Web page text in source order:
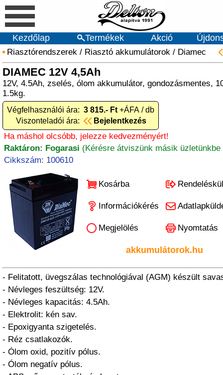
Kezdőlap Termékek Akció
Riasztórendszerek / Riasztó akkumulátorok / Diamec
DIAMEC 12V 4,5Ah
12V, 4.5Ah, zselés, ólom akkumulátor, gondozásmentes,
1.5kg.
Végfelhasználói ára: 3 815.- Ft +ÁFA / db
Viszonteladói ára:
Bejelentkezés
Ha máshol olcsóbb, jelezze kedvezményért!
Raktáron: Fogarasi (Kérésre átviszünk másik üzletünkbe
Cikkszám: 100610
Kosárba
Információkérés
Megjelölés Nyomtatás
akkumulátorok.hu
- Felitatott, üvegszálas technológiával (AGM) készült
- Névleges feszültség: 12V.
- Névleges kapacitás: 4.5Ah.
- Elektrolit: kén sav.
- Epoxigyanta szigetelés.
- Réz csatlakozók.
- Ólom oxid, pozitív pólus.
- Ólom negatív pólus.